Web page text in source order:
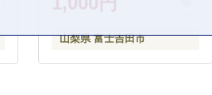
山梨県 富士吉田市